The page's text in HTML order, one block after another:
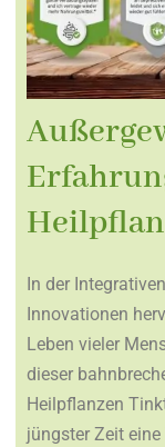
In der
Innovationen
Leben vieler
dieser
Heilpflanzen
jüngster Zeit